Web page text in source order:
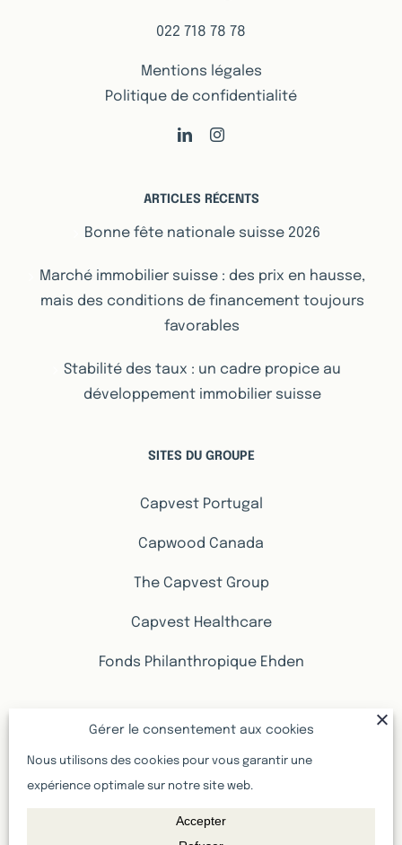
022 718 78 78
Mentions légales
Politique de confidentialité
ARTICLES RÉCENTS
Bonne fête nationale suisse 2026
Marché immobilier suisse : des prix en hausse,
mais des conditions de financement toujours
favorables
Stabilité des taux : un cadre propice au
développement immobilier suisse
SITES DU GROUPE
Capvest Portugal
Capwood Canada
The Capvest Group
Capvest Healthcare
Fonds Philanthropique Ehden
PROMOTIONS IMMOBILIÈRES
Promotions immobilières Genève
Promotions immobilières Vaud
Gérer le consentement aux cookies
Nous utilisons des cookies pour vous garantir une
expérience optimale sur notre site web.
Accepter